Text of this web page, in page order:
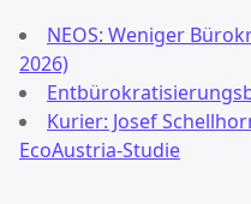
NEOS: Weniger
2026)
Kurier: Josef
EcoAustria-Studie